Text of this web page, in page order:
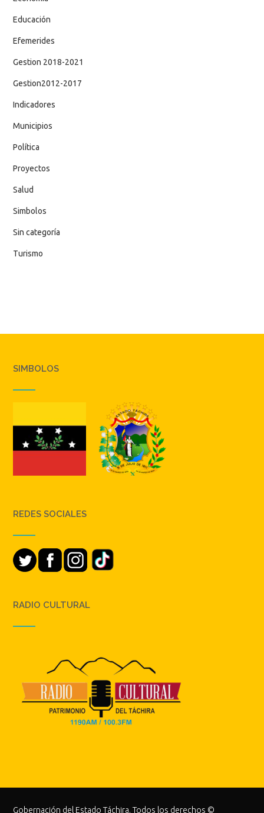
Educación
Efemerides
Gestion 2018-2021
Gestion2012-2017
Indicadores
Municipios
Política
Proyectos
Salud
Simbolos
Sin categoría
Turismo
SIMBOLOS
REDES SOCIALES
RADIO CULTURAL
Gobernación del Estado Táchira. Todos los derechos ©